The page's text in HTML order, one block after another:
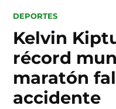
POSTED
DEPORTES
Kelvin
récord
maratón
accidente